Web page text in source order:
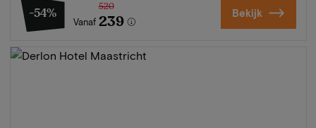
-54%
Vanaf
520
239 Bekijk